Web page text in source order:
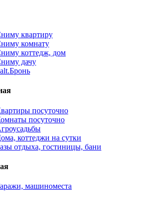
квартиру
комнату
коттедж, дом
дачу
посуточно
посуточно
коттеджи на сутки
отдыха, гостиницы, бани
машиноместа